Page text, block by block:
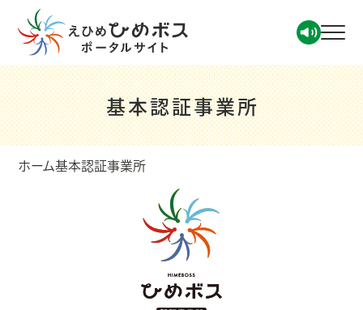
基本認証事業所
ホーム基本認証事業所